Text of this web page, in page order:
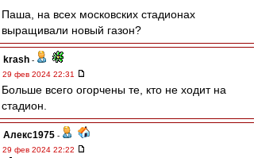
Паша, на всех московских стадионах
выращивали новый газон?
krash -
29 фев 2024 22:31
Больше всего огорчены те, кто не ходит на
стадион.
Алекс1975 -
29 фев 2024 22:22